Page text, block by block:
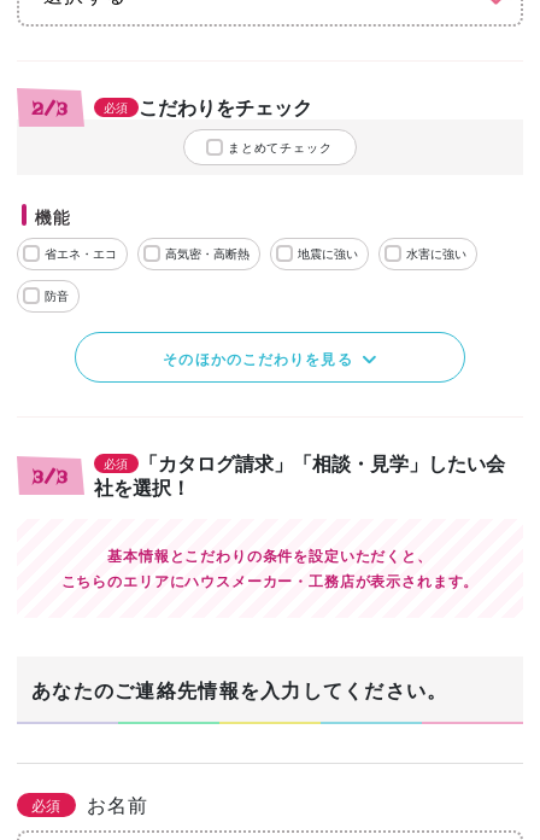
2/3 必須 こだわりをチェック
まとめてチェック
機能
省エネ・エコ 高気密・高断熱 地震に強い 水害に強い
防音
そのほかのこだわりを見る
3/3
必須
「カタログ請求」「相談・見学」したい会
社を選択！
基本情報とこだわりの条件を設定いただくと、
こちらのエリアにハウスメーカー・工務店が表示されます。
あなたのご連絡先情報を入力してください。
必須 お名前